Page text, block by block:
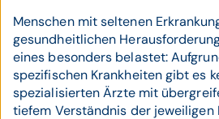
Menschen mit seltenen
gesundheitlichen
eines besonders belastet:
spezifischen Krankheiten gibt es
spezialisierten Ärzte mit
tiefem Verständnis der jeweiligen